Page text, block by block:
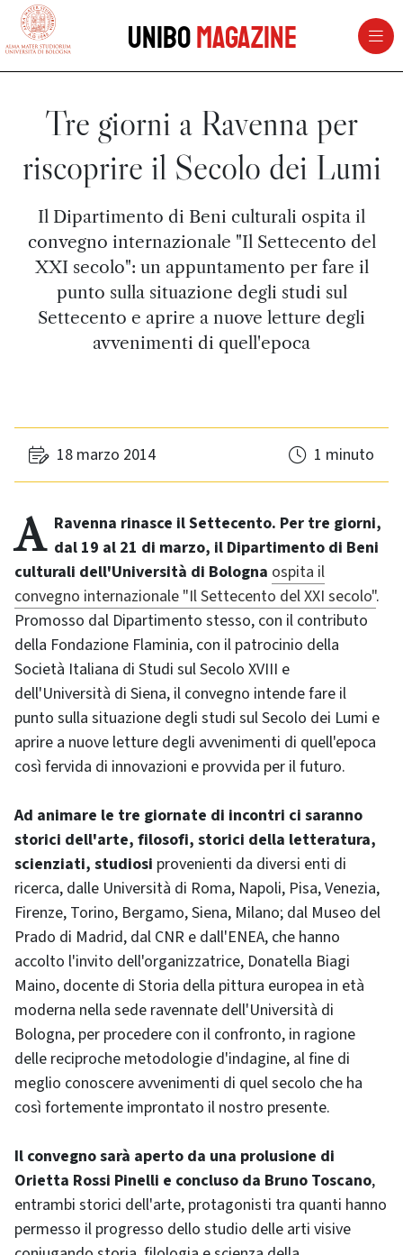
vai al contenuto della pagina
UniboMagazine
Tre giorni a Ravenna per
riscoprire il Secolo dei Lumi
Il Dipartimento di Beni culturali ospita il
convegno internazionale "Il Settecento del
XXI secolo": un appuntamento per fare il
punto sulla situazione degli studi sul
Settecento e aprire a nuove letture degli
avvenimenti di quell'epoca
18 marzo 2014 1 minuto
A Ravenna rinasce il Settecento. Per tre giorni, dal 19 al 21 di marzo, il Dipartimento di Beni
culturali dell'Università di Bologna ospita il
convegno internazionale "Il Settecento del XXI secolo".
Promosso dal Dipartimento stesso, con il contributo
della Fondazione Flaminia, con il patrocinio della
Società Italiana di Studi sul Secolo XVIII e
dell'Università di Siena, il convegno intende fare il
punto sulla situazione degli studi sul Secolo dei Lumi e
aprire a nuove letture degli avvenimenti di quell'epoca
così fervida di innovazioni e provvida per il futuro.
Ad animare le tre giornate di incontri ci saranno
storici dell'arte, filosofi, storici della letteratura,
scienziati, studiosi provenienti da diversi enti di
ricerca, dalle Università di Roma, Napoli, Pisa, Venezia,
Firenze, Torino, Bergamo, Siena, Milano; dal Museo del
Prado di Madrid, dal CNR e dall'ENEA, che hanno
accolto l'invito dell'organizzatrice, Donatella Biagi
Maino, docente di Storia della pittura europea in età
moderna nella sede ravennate dell'Università di
Bologna, per procedere con il confronto, in ragione
delle reciproche metodologie d'indagine, al fine di
meglio conoscere avvenimenti di quel secolo che ha
così fortemente improntato il nostro presente.
Il convegno sarà aperto da una prolusione di
Orietta Rossi Pinelli e concluso da Bruno Toscano,
entrambi storici dell'arte, protagonisti tra quanti hanno
permesso il progresso dello studio delle arti visive